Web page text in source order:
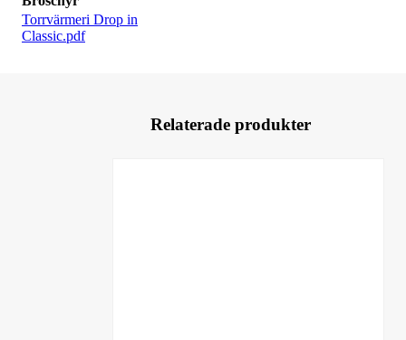
Torrvärmeri Drop in
Classic.pdf
Relaterade produkter